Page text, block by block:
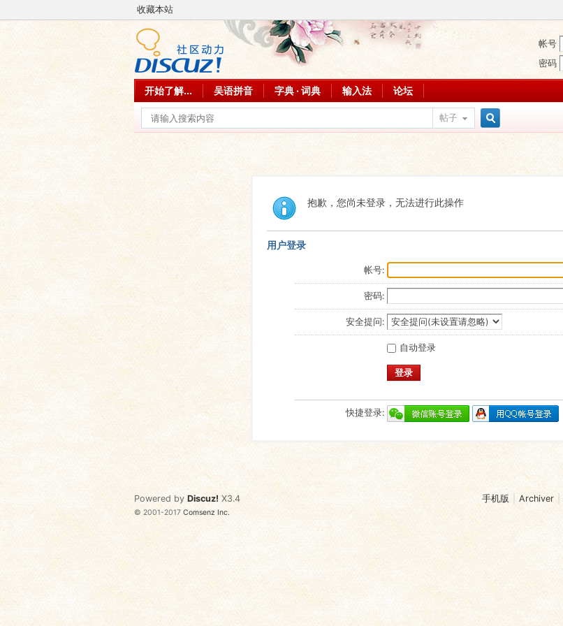
收藏本站
帐号
密码
开始了解... 吴语拼音 字典 · 词典 输入法 论坛
帖子
抱歉，您尚未登录，无法进行此操作
用户登录
帐号:
密码:
安全提问:
自动登录
登录
快捷登录:
手机版 Archiver
Powered by Discuz! X3.4
© 2001-2017Comsenz Inc.